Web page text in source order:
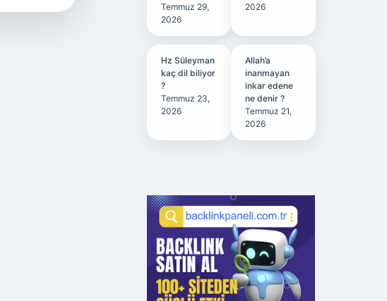
Temmuz 29,
2026
2026
Hz Süleyman
kaç dil biliyor
?
Temmuz 23,
2026
Allah’a
inanmayan
inkar edene
ne denir ?
Temmuz 21,
2026